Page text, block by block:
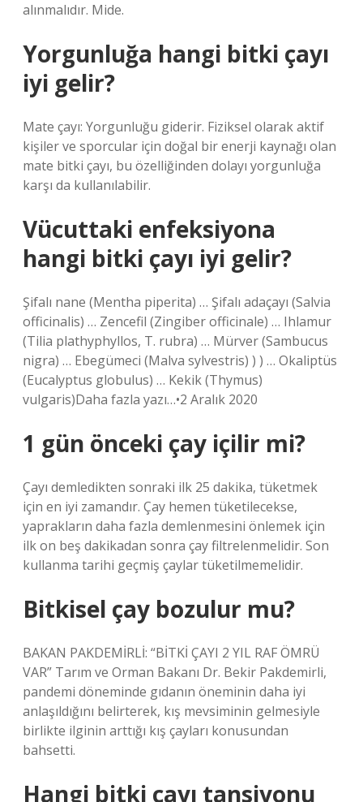
alınmalıdır. Mide.
Yorgunluğa hangi bitki çayı
iyi gelir?
Mate çayı: Yorgunluğu giderir. Fiziksel olarak aktif
kişiler ve sporcular için doğal bir enerji kaynağı olan
mate bitki çayı, bu özelliğinden dolayı yorgunluğa
karşı da kullanılabilir.
Vücuttaki enfeksiyona
hangi bitki çayı iyi gelir?
Şifalı nane (Mentha piperita) … Şifalı adaçayı (Salvia
officinalis) … Zencefil (Zingiber officinale) … Ihlamur
(Tilia plathyphyllos, T. rubra) … Mürver (Sambucus
nigra) … Ebegümeci (Malva sylvestris) ) ) … Okaliptüs
(Eucalyptus globulus) … Kekik (Thymus)
vulgaris)Daha fazla yazı…•2 Aralık 2020
1 gün önceki çay içilir mi?
Çayı demledikten sonraki ilk 25 dakika, tüketmek
için en iyi zamandır. Çay hemen tüketilecekse,
yaprakların daha fazla demlenmesini önlemek için
ilk on beş dakikadan sonra çay filtrelenmelidir. Son
kullanma tarihi geçmiş çaylar tüketilmemelidir.
Bitkisel çay bozulur mu?
BAKAN PAKDEMİRLİ: “BİTKİ ÇAYI 2 YIL RAF ÖMRÜ
VAR” Tarım ve Orman Bakanı Dr. Bekir Pakdemirli,
pandemi döneminde gıdanın öneminin daha iyi
anlaşıldığını belirterek, kış mevsiminin gelmesiyle
birlikte ilginin arttığı kış çayları konusundan
bahsetti.
Hangi bitki çayı tansiyonu